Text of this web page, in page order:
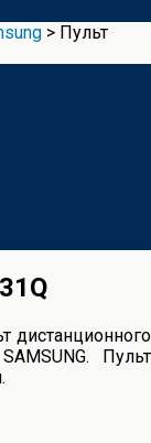
> Пульт
дистанционного
Пульт